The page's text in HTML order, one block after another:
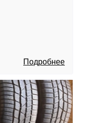
Подробнее